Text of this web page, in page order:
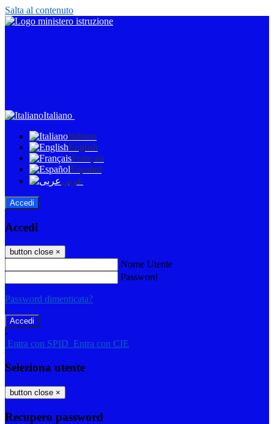
Salta al contenuto
Italiano
Italiano
English
Français
Español
عربى
Accedi
Accedi
button close ×
Nome Utente
Password
Password dimenticata?
-
Entra con SPID Entra con CIE
Seleziona utente
button close ×
Recupero password